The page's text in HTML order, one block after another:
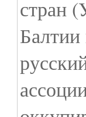
стран